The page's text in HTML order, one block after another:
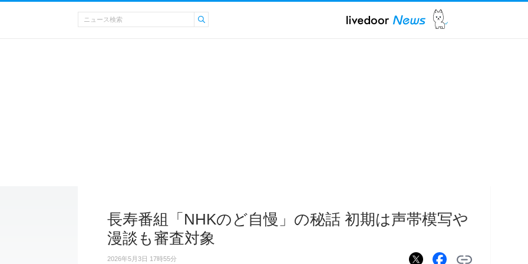
長寿番組「NHKのど自慢」の秘話 初期は声帯模写や
漫談も審査対象
2026年5月3日 17時55分